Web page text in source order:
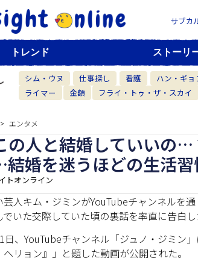
サブカ
トレンド ストーリ
シム・ウヌ 仕事探し 看護 ハン・ギョ
ライマー
金額 フライ・トゥ・ザ・スカイ
エンタメ
の人と結婚していいの
婚を迷うほどの生活
トオンライン
芸人キム・ジミンがYouTubeチャンネルを
でいた交際していた頃の裏話を率直に告白し
日、YouTubeチャンネル「ジュノ・ジミン
ヘリョン』」と題した動画が公開された。